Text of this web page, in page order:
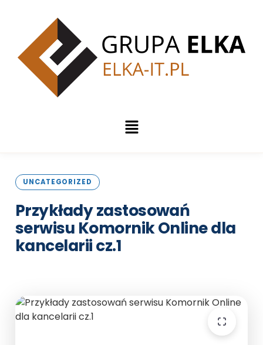
UNCATEGORIZED
Przykłady zastosowań
serwisu Komornik Online dla
kancelariicz.1